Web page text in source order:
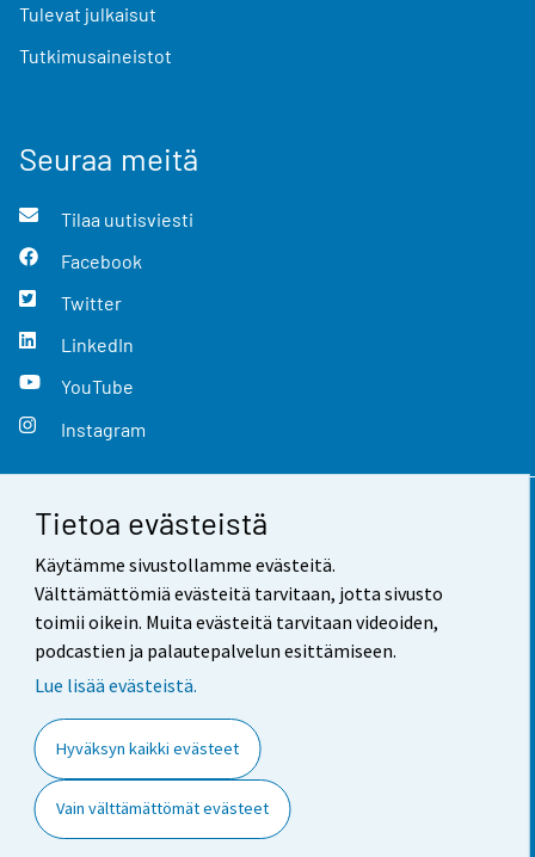
Tietoa evästeistä
Käytämme sivustollamme evästeitä.
Välttämättömiä evästeitä tarvitaan, jotta sivusto
toimii oikein. Muita evästeitä tarvitaan videoiden,
podcastien ja palautepalvelun esittämiseen.
Lue lisää evästeistä.
Hyväksyn kaikki evästeet
Vain välttämättömät evästeet
Tulevat julkaisut
Tutkimusaineistot
Seuraa meitä
Tilaa uutisviesti
Facebook
Twitter
LinkedIn
YouTube
Instagram
Yhteystiedot
Palaute
Käyttöehdot
Saavutettavuus
Tietoa sivustosta
Evästeasetukset